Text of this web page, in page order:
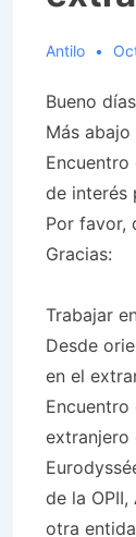
Antilo
Bueno
Más
de interés
Por favor,
Gracias:
Trabajar
Desde
en el
Encuentro
extranjero
de la
otra